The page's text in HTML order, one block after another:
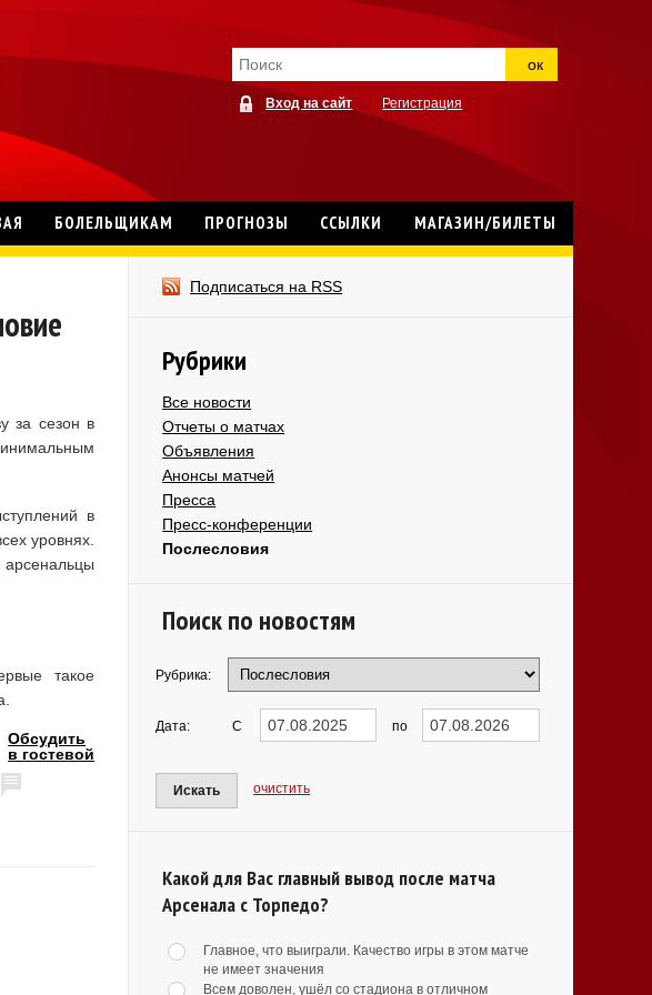
ок
Вход на сайт Регистрация
БОЛЕЛЬЩИКАМ ПРОГНОЗЫ ССЫЛКИ МАГАЗИН/БИЛЕТЫ
за сезон в
в
уровнях.
такое
Обсудить
в гостевой
Подписаться на RSS
Рубрики
Все новости
Отчеты о матчах
Объявления
Анонсы матчей
Пресса
Пресс-конференции
Послесловия
Поиск по новостям
Рубрика:
Дата: С по
Искать очистить
Какой для Вас главный вывод после матча
Арсенала с Торпедо?
Главное, что выиграли. Качество игры в этом матче
не имеет значения
Всем доволен, ушёл со стадиона в отличном